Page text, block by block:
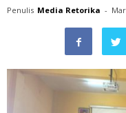
Penulis Media Retorika -